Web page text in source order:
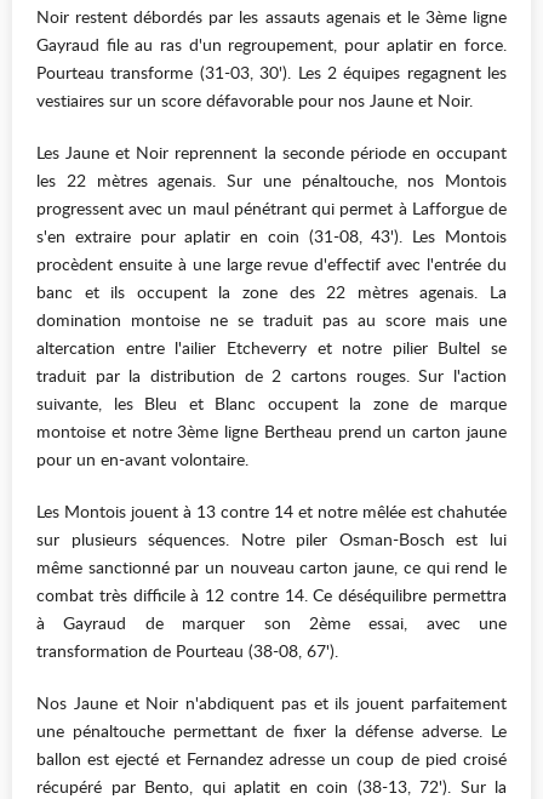
Noir restent débordés par les assauts agenais et le 3ème ligne
Gayraud file au ras d'un regroupement, pour aplatir en force.
Pourteau transforme (31-03, 30'). Les 2 équipes regagnent les
vestiaires sur un score défavorable pour nos Jaune et Noir.
Les Jaune et Noir reprennent la seconde période en occupant
les 22 mètres agenais. Sur une pénaltouche, nos Montois
progressent avec un maul pénétrant qui permet à Lafforgue de
s'en extraire pour aplatir en coin (31-08, 43'). Les Montois
procèdent ensuite à une large revue d'effectif avec l'entrée du
banc et ils occupent la zone des 22 mètres agenais. La
domination montoise ne se traduit pas au score mais une
altercation entre l'ailier Etcheverry et notre pilier Bultel se
traduit par la distribution de 2 cartons rouges. Sur l'action
suivante, les Bleu et Blanc occupent la zone de marque
montoise et notre 3ème ligne Bertheau prend un carton jaune
pour un en-avant volontaire.
Les Montois jouent à 13 contre 14 et notre mêlée est chahutée
sur plusieurs séquences. Notre piler Osman-Bosch est lui
même sanctionné par un nouveau carton jaune, ce qui rend le
combat très difficile à 12 contre 14. Ce déséquilibre permettra
à Gayraud de marquer son 2ème essai, avec une
transformation de Pourteau (38-08, 67').
Nos Jaune et Noir n'abdiquent pas et ils jouent parfaitement
une pénaltouche permettant de fixer la défense adverse. Le
ballon est ejecté et Fernandez adresse un coup de pied croisé
récupéré par Bento, qui aplatit en coin (38-13, 72'). Sur la